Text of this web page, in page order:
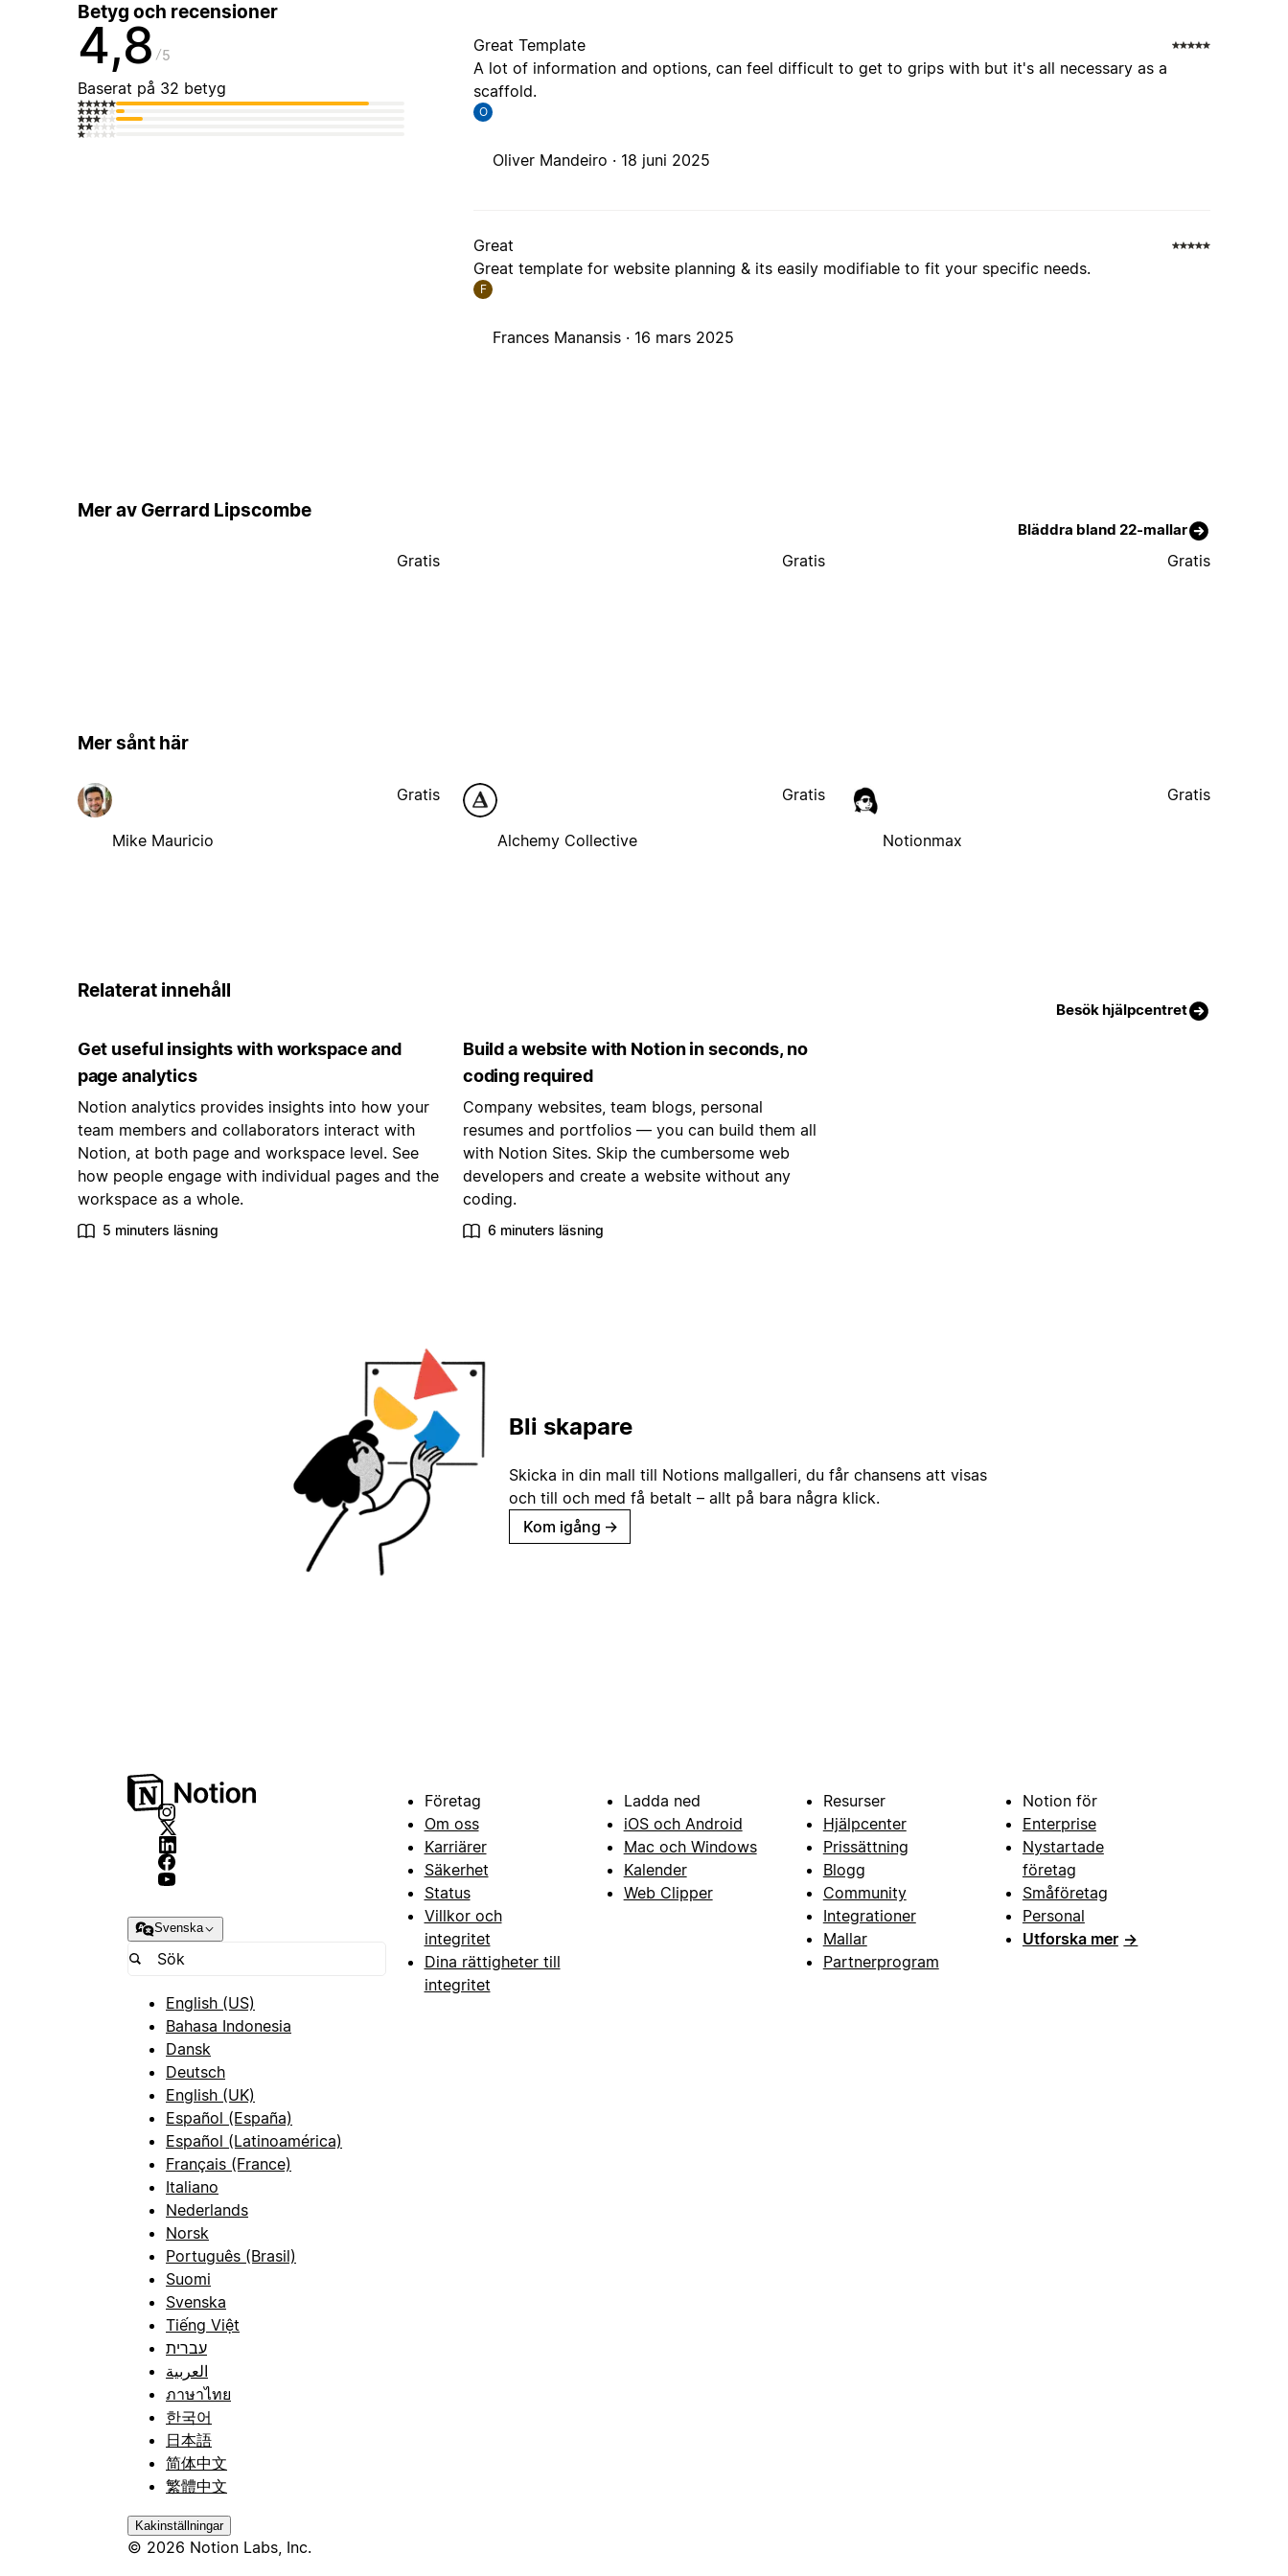
Betyg och recensioner
4,8 5
Baserat på 32 betyg
Great Template
A lot of information and options, can feel difficult to get to grips with but it's all necessary as a
scaffold.
O
Oliver Mandeiro · 18 juni 2025
Great
Great template for website planning & its easily modifiable to fit your specific needs.
F
Frances Manansis · 16 mars 2025
Mer av Gerrard Lipscombe
Bläddra bland 22-mallar
Gratis Gratis Gratis
Mer sånt här
Mike Mauricio
Gratis
Alchemy Collective
Gratis
Notionmax
Gratis
Relaterat innehåll
Besök hjälpcentret
Get useful insights with workspace and
page analytics
Notion analytics provides insights into how your
team members and collaborators interact with
Notion, at both page and workspace level. See
how people engage with individual pages and the
workspace as a whole.
5 minuters läsning
Build a website with Notion in seconds, no
coding required
Company websites, team blogs, personal
resumes and portfolios — you can build them all
with Notion Sites. Skip the cumbersome web
developers and create a website without any
coding.
6 minuters läsning
Bli skapare
Skicka in din mall till Notions mallgalleri, du får chansens att visas
och till och med få betalt – allt på bara några klick.
Kom igång →
Svenska
English (US)
Bahasa Indonesia
Dansk
Deutsch
English (UK)
Español (España)
Español (Latinoamérica)
Français (France)
Italiano
Nederlands
Norsk
Português (Brasil)
Suomi
Svenska
Tiếng Việt
עברית
العربية
ภาษาไทย
한국어
日本語
简体中文
繁體中文
Kakinställningar
© 2026 Notion Labs, Inc.
Företag
Om oss
Karriärer
Säkerhet
Status
Villkor och
integritet
Dina rättigheter till
integritet
Ladda ned
iOS och Android
Mac och Windows
Kalender
Web Clipper
Resurser
Hjälpcenter
Prissättning
Blogg
Community
Integrationer
Mallar
Partnerprogram
Notion för
Enterprise
Nystartade
företag
Småföretag
Personal
Utforska mer →